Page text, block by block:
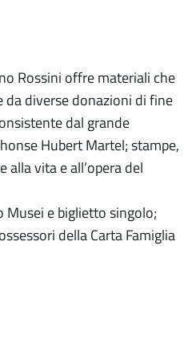
Rossini offre materiali che
da diverse donazioni di fine
dal grande
Hubert Martel; stampe,
vita e all’opera del
Musei e biglietto singolo;
della Carta Famiglia